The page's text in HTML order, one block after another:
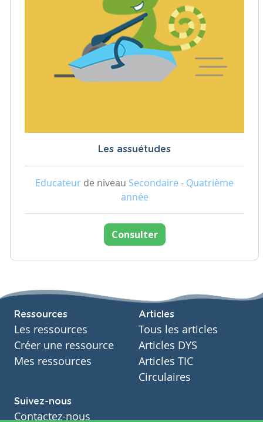
Les assuétudes
Educateur de niveau Secondaire - Quatrième
année
Consulter
Ressources
Les ressources
Créer une ressource
Mes ressources
Articles
Tous les articles
Articles DYS
Articles TIC
Circulaires
Suivez-nous
Contactez-nous